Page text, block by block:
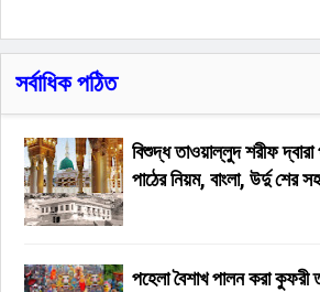
সর্বাধিক পঠিত
বিশুদ্ধ তাওয়াল্লুদ শরীফ
পাঠের নিয়ম, বাংলা, উর্দু শের সহ
পহেলা বৈশাখ পালন করা